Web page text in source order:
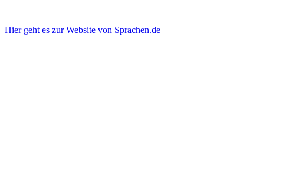
Hier geht es zur Website von Sprachen.de